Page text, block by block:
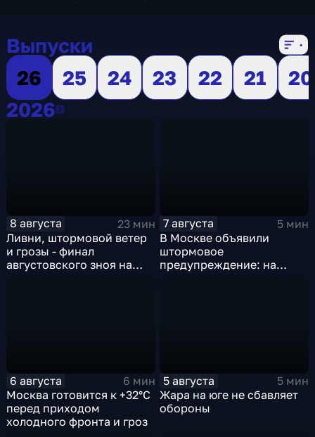
Выпуски
26
25 24 23 22 21
20
20262026
8 августа
23 мин
Ливни, штормовой ветер
и грозы - финал
августовского зноя на
7 августа
5 мин
В Москве объявили
штормовое
предупреждение: на
6 августа
6 мин
Москва готовится к +32°C
перед приходом
холодного фронта и гроз
5 августа
5 мин
Жара на юге не сбавляет
обороны